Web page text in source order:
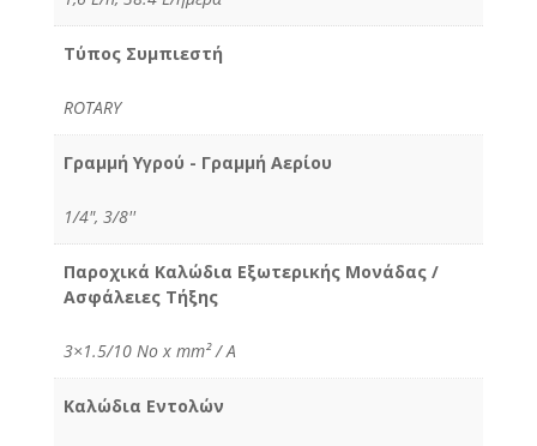
Τύπος Συμπιεστή
ROTARY
Γραμμή Υγρού - Γραμμή Αερίου
1/4", 3/8''
Παροχικά Καλώδια Εξωτερικής Μονάδας /
Ασφάλειες Τήξης
3×1.5/10 No x mm² / Α
Καλώδια Εντολών